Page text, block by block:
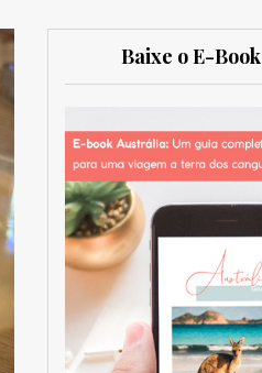
Baixe o E-Book